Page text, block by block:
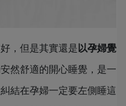
，但是其實還是 以孕婦覺
安然舒適的開心睡覺，是一
結在孕婦一定要左側睡這